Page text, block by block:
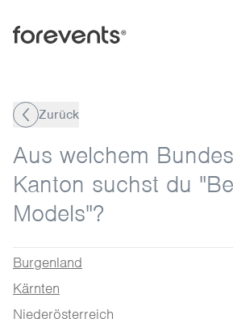
Zurück
Aus welchem
Kanton suchst du
Models"?
Burgenland
Kärnten
Niederösterreich